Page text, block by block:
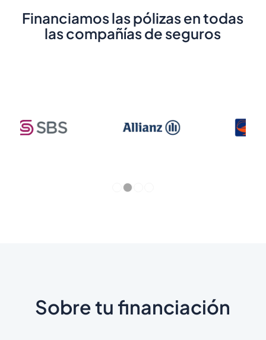
Financiamos las pólizas en todas
las compañías de seguros
Sobre tu financiación